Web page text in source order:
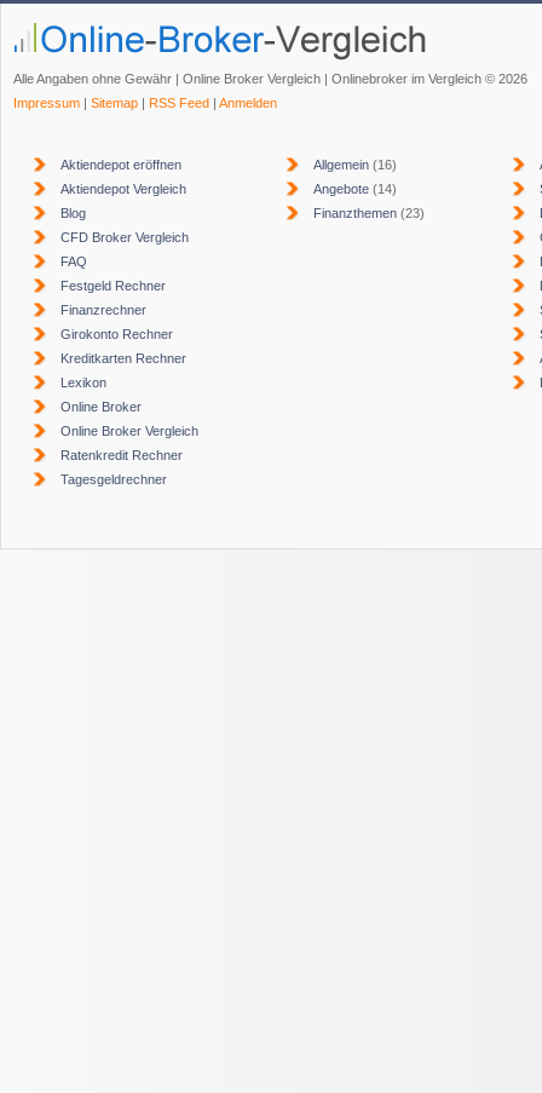
Alle Angaben ohne Gewähr | Online Broker Vergleich | Onlinebroker im Vergleich © 2026
Impressum | Sitemap | RSS Feed | Anmelden
Aktiendepot eröffnen
Aktiendepot Vergleich
Blog
CFD Broker Vergleich
FAQ
Festgeld Rechner
Finanzrechner
Girokonto Rechner
Kreditkarten Rechner
Lexikon
Online Broker
Online Broker Vergleich
Ratenkredit Rechner
Tagesgeldrechner
Allgemein (16)
Angebote (14)
Finanzthemen (23)